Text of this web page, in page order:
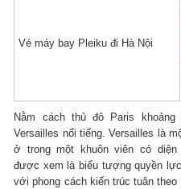
Vé máy bay Pleiku đi Hà Nội
Nằm cách thủ đô Paris
Versailles nổi tiếng. Versailles là
ở trong một khuôn viên có diện
được xem là biểu tượng quyền
với phong cách kiến trúc tuân